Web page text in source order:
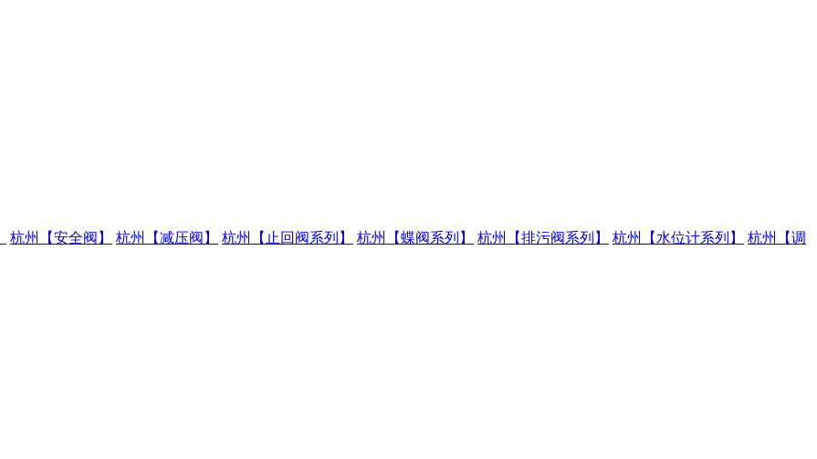
杭州【安全阀】 杭州【减压阀】 杭州【止回阀系列】 杭州【蝶阀系列】 杭州【排污阀系列】 杭州【水位计系列】
杭州【调